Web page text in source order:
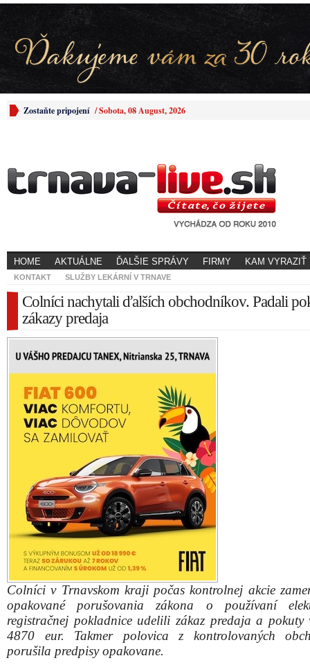
Zostaňte pripojení /Sobota, 08 August, 2026
HOME AKTUÁLNE ĎALŠIE SPRÁVY FIRMY KAM VYRAZIŤ
KONTAKT SLUŽBY LEKÁRNÍ V TRNAVE
Colníci nachytali ďalších obchodníkov. Padali
zákazy predaja
Colníci v Trnavskom kraji počas kontrolnej akcie
opakované porušovania zákona o používaní
registračnej pokladnice udelili zákaz predaja a pokuty
4870 eur. Takmer polovica z kontrolovaných
porušila predpisy opakovane.